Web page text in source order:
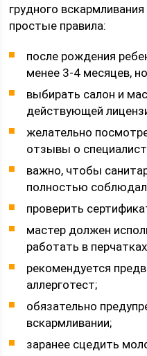
грудного
простые правила:
после рождения
менее 3-4 месяцев,
выбирать салон и
действующей
желательно
отзывы о
важно, чтобы
полностью
проверить
мастер должен
работать в
рекомендуется
аллерготест;
обязательно
вскармливании;
заранее сцедить